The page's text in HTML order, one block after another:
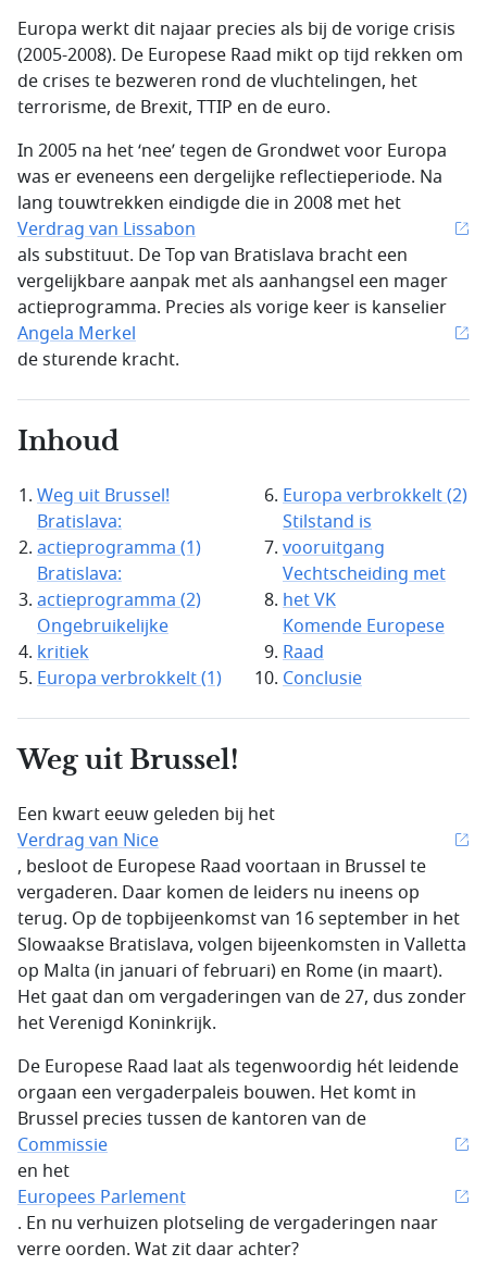
Europa werkt dit najaar precies als bij de vorige crisis
(2005-2008). De Europese Raad mikt op tijd rekken om
de crises te bezweren rond de vluchtelingen, het
terrorisme, de Brexit, TTIP en de euro.
In 2005 na het ‘nee’ tegen de Grondwet voor Europa
was er eveneens een dergelijke reflectieperiode. Na
lang touwtrekken eindigde die in 2008 met het
Verdrag van Lissabon
als substituut. De Top van Bratislava bracht een
vergelijkbare aanpak met als aanhangsel een mager
actieprogramma. Precies als vorige keer is kanselier
Angela Merkel
de sturende kracht.
Inhoud
Weg uit Brussel!
Bratislava:
actieprogramma (1)
Bratislava:
actieprogramma (2)
Ongebruikelijke
kritiek
Europa verbrokkelt (1)
Europa verbrokkelt (2)
Stilstand is
vooruitgang
Vechtscheiding met
het VK
Komende Europese
Raad
Conclusie
Weg uit Brussel!
Een kwart eeuw geleden bij het
Verdrag van Nice
, besloot de Europese Raad voortaan in Brussel te
vergaderen. Daar komen de leiders nu ineens op
terug. Op de topbijeenkomst van 16 september in het
Slowaakse Bratislava, volgen bijeenkomsten in Valletta
op Malta (in januari of februari) en Rome (in maart).
Het gaat dan om vergaderingen van de 27, dus zonder
het Verenigd Koninkrijk.
De Europese Raad laat als tegenwoordig hét leidende
orgaan een vergaderpaleis bouwen. Het komt in
Brussel precies tussen de kantoren van de
Commissie
en het
Europees Parlement
. En nu verhuizen plotseling de vergaderingen naar
verre oorden. Wat zit daar achter?